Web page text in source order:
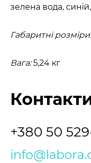
зелена вода,
Габаритні розміри:
Вага:5,24 кг
+380 50